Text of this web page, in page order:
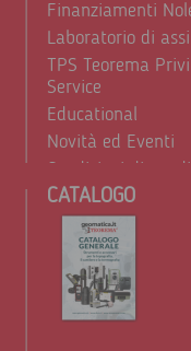
Finanziamenti
Laboratorio di
TPS Teorema
Service
Educational
Novità ed Eventi
Condizioni di
Trattamento dei
CATALOGO